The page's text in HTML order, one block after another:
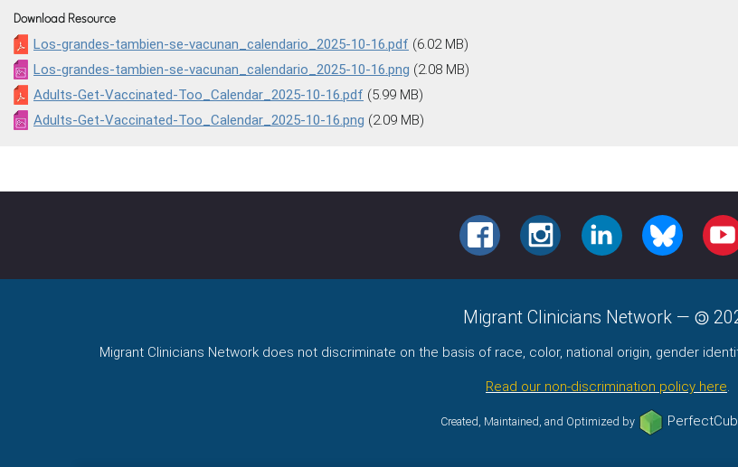
Download Resource
Los-grandes-tambien-se-vacunan_calendario_2025-10-16.pdf (6.02 MB)
Los-grandes-tambien-se-vacunan_calendario_2025-10-16.png (2.08 MB)
Adults-Get-Vaccinated-Too_Calendar_2025-10-16.pdf (5.99 MB)
Adults-Get-Vaccinated-Too_Calendar_2025-10-16.png (2.09 MB)
FACEBOOKINSTAGRAMLINKEDINBLUESKY
Migrant Clinicians Network —
Migrant Clinicians Network does not discriminate on the basis of race, color, national origin, gender
Read our non-discrimination policy here.
Created, Maintained, and Optimized by